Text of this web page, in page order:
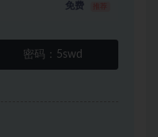
免费
密码： 5swd